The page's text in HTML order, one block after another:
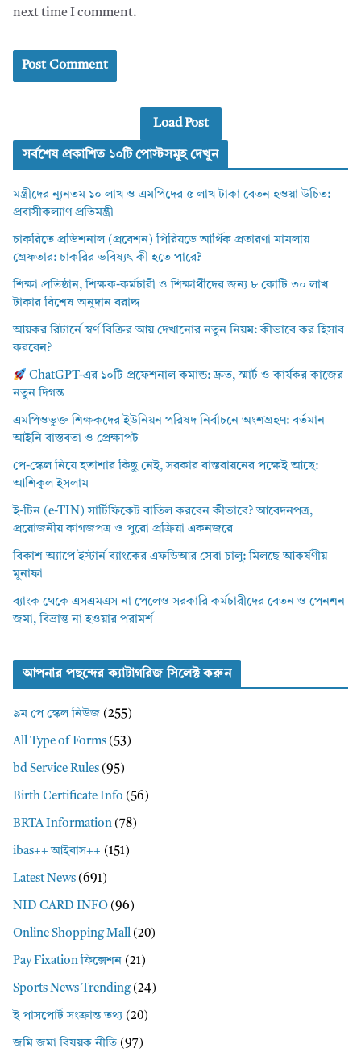
next time I comment.
Load Post
সর্বশেষ প্রকাশিত ১০টি পোস্টসমূহ দেখুন
মন্ত্রীদের ন্যূনতম ১০ লাখ ও এমপিদের ৫ লাখ টাকা বেতন হওয়া উচিত:
প্রবাসীকল্যাণ প্রতিমন্ত্রী
চাকরিতে প্রভিশনাল (প্রবেশন) পিরিয়ডে আর্থিক প্রতারণা মামলায়
গ্রেফতার: চাকরির ভবিষ্যৎ কী হতে পারে?
শিক্ষা প্রতিষ্ঠান, শিক্ষক-কর্মচারী ও শিক্ষার্থীদের জন্য ৮ কোটি ৩০ লাখ
টাকার বিশেষ অনুদান বরাদ্দ
আয়কর রিটার্নে স্বর্ণ বিক্রির আয় দেখানোর নতুন নিয়ম: কীভাবে কর হিসাব
করবেন?
ChatGPT-এর ১০টি প্রফেশনাল কমান্ড: দ্রুত, স্মার্ট ও কার্যকর কাজের
নতুন দিগন্ত
এমপিওভুক্ত শিক্ষকদের ইউনিয়ন পরিষদ নির্বাচনে অংশগ্রহণ: বর্তমান
আইনি বাস্তবতা ও প্রেক্ষাপট
পে-স্কেল নিয়ে হতাশার কিছু নেই, সরকার বাস্তবায়নের পক্ষেই আছে:
আশিকুল ইসলাম
ই-টিন (e-TIN) সার্টিফিকেট বাতিল করবেন কীভাবে? আবেদনপত্র,
প্রয়োজনীয় কাগজপত্র ও পুরো প্রক্রিয়া একনজরে
বিকাশ অ্যাপে ইস্টার্ন ব্যাংকের এফডিআর সেবা চালু: মিলছে আকর্ষণীয়
মুনাফা
ব্যাংক থেকে এসএমএস না পেলেও সরকারি কর্মচারীদের বেতন ও পেনশন
জমা, বিভ্রান্ত না হওয়ার পরামর্শ
আপনার পছন্দের ক্যাটাগরিজ সিলেক্ট করুন
৯ম পে স্কেল নিউজ (255)
All Type of Forms (53)
bd Service Rules (95)
Birth Certificate Info (56)
BRTA Information (78)
ibas++ আইবাস++ (151)
Latest News (691)
NID CARD INFO (96)
Online Shopping Mall (20)
Pay Fixation ফিক্সেশন (21)
Sports News Trending(24)
ই পাসপোর্ট সংক্রান্ত তথ্য (20)
জমি জমা বিষয়ক নীতি (97)